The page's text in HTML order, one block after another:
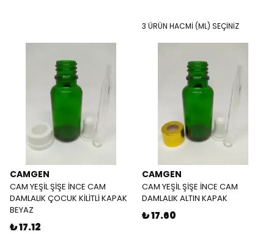
3 ÜRÜN HACMİ (ML) SEÇİNİZ
CAMGEN
CAM YEŞİL ŞİŞE İNCE CAM
DAMLALIK ÇOCUK KİLİTLİ KAPAK
BEYAZ
₺ 17.12
CAMGEN
CAM YEŞİL ŞİŞE İNCE CAM
DAMLALIK ALTIN KAPAK
₺ 17.60